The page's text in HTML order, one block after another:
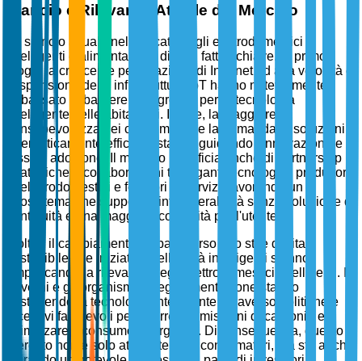
Slancio e Rilevanza Attuale del Mercato
Lo slancio attuale nel mercato degli elettrodomestici
intelligenti è alimentato da diversi fattori chiave. In primo
luogo, la crescente penetrazione di Internet ad alta velocità e
l'espansione delle infrastrutture IoT hanno notevolmente
abbassato le barriere all'ingresso per la tecnologia
intelligente nelle abitazioni. Inoltre, la maggiore
consapevolezza dei consumatori e la domanda di soluzioni
energeticamente efficienti stanno guidando l'innovazione e i
tassi di adozione. Il mercato beneficia anche di partnership
strategiche e collaborazioni tra giganti tecnologici, produttori
di elettrodomestici e fornitori di servizi, favorendo un
ecosistema che supporta l'interoperabilità senza soluzione di
continuità e una maggiore comodità per l'utente.
Inoltre, il cambiamento globale verso uno stile di vita
sostenibile e le iniziative delle città intelligenti stanno
amplificando la rilevanza degli elettrodomestici intelligenti. I
governi e gli organismi di regolamentazione stanno
sostenendo la tecnologia intelligente attraverso politiche e
incentivi favorevoli per ridurre le emissioni di carbonio e
ottimizzare il consumo energetico. Di conseguenza, questo
mercato non è solo attraente per i consumatori, ma sta anche